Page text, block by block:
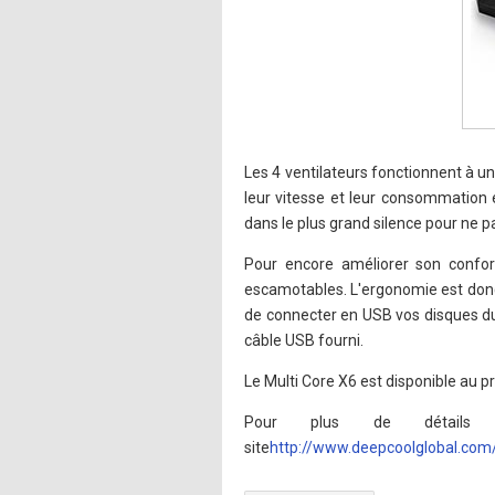
Les 4 ventilateurs fonctionnent à
leur vitesse et leur
dans le plus grand silence pour ne
Pour encore améliorer son
escamotables. L'ergonomie est
de connecter en USB vos disques
câble USB fourni.
Le Multi Core X6 est disponible au
Pour plus de
sitehttp://